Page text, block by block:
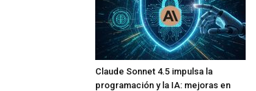
Claude Sonnet 4.5 impulsa la
programación y la IA: mejoras en